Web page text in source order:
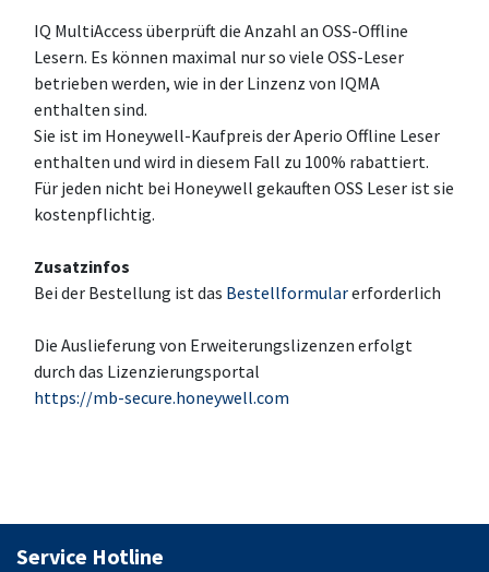
IQ MultiAccess überprüft die Anzahl an OSS-Offline
Lesern. Es können maximal nur so viele OSS-Leser
betrieben werden, wie in der Linzenz von IQMA
enthalten sind.
Sie ist im Honeywell-Kaufpreis der Aperio Offline Leser
enthalten und wird in diesem Fall zu 100% rabattiert.
Für jeden nicht bei Honeywell gekauften OSS Leser ist sie
kostenpflichtig.
Zusatzinfos
Bei der Bestellung ist das Bestellformularerforderlich
Die Auslieferung von Erweiterungslizenzen erfolgt
durch das Lizenzierungsportal
https://mb-secure.honeywell.com
Service Hotline